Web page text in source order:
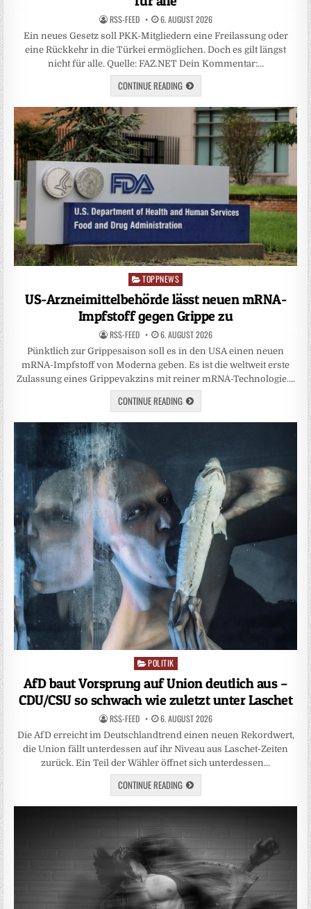
RSS-FEED 6. AUGUST 2026
Ein neues Gesetz soll PKK-Mitgliedern eine Freilassung oder
eine Rückkehr in die Türkei ermöglichen. Doch es gilt längst
nicht für alle. Quelle: FAZ.NET Dein Kommentar:…
CONTINUE READING
Posted
in
TOPPNEWS
US-Arzneimittelbehörde lässt neuen mRNA-
Impfstoff gegen Grippe zu
RSS-FEED 6. AUGUST 2026
Pünktlich zur Grippesaison soll es in den USA einen neuen
mRNA-Impfstoff von Moderna geben. Es ist die weltweit erste
Zulassung eines Grippevakzins mit reiner mRNA-Technologie….
CONTINUE READING
Posted
POLITIK
AfD baut Vorsprung auf Union deutlich aus –
CDU/CSU so schwach wie zuletzt unter Laschet
RSS-FEED 6. AUGUST 2026
Die AfD erreicht im Deutschlandtrend einen neuen Rekordwert,
die Union fällt unterdessen auf ihr Niveau aus Laschet-Zeiten
zurück. Ein Teil der Wähler öffnet sich unterdessen…
CONTINUE READING